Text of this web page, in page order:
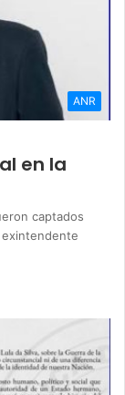
ANR
en la
captados